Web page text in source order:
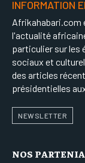
INFORMATION
Afrikahabari.com
l'actualité
particulier sur les
sociaux et
des articles
présidentielles
NEWSLETTER
NOS